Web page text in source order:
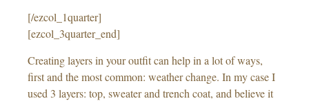
[/ezcol_1quarter]
[ezcol_3quarter_end]
Creating layers in your outfit can help in a lot of ways,
first and the most common: weather change. In my case I
used 3 layers: top, sweater and trench coat, and believe it